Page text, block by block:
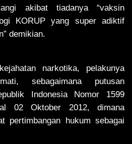
akibat tiadanya “vaksin
KORUP yang super adiktif
demikian.
narkotika, pelakunya
sebagaimana putusan
Indonesia Nomor 1599
02 Oktober 2012, dimana
pertimbangan hukum sebagai